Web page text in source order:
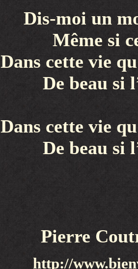
Dis-moi un
Même si
Dans cette vie
De beau si
Dans cette vie
De beau si
Pierre
http://